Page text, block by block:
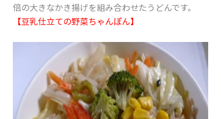
倍の大きなかき揚げを組み合わせたうどんです。
【豆乳仕立ての野菜ちゃんぽん】